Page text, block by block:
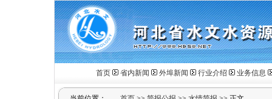
首页 省内新闻 外埠新闻 行业介绍 业务信息